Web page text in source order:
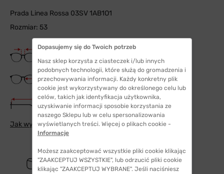
Prada Linea Rossa 03SV 1AB1O1
Rozmiar: 53
Szerokość mostka
17 mm
Szerokość szkła
53 mm
Długość zauszników
145 mm
Jak wybrać odpowiedni rozmiar
Dopasujemy się do Twoich potrzeb
Nasz sklep korzysta z ciasteczek i/lub innych
podobnych technologii, które służą do gromadzenia i
przechowywania informacji. Każdy konkretny plik
cookie jest wykorzystywany do określonego celu lub
celów, takich jak identyfikacja użytkownika,
uzyskiwanie informacji sposobie korzystania ze
naszego Sklepu lub w celu spersonalizowania
wyświetlanych treści. Więcej o plikach cookie -
Informacje
Możesz zaakceptować wszystkie pliki cookie klikając
"ZAAKCEPTUJ WSZYSTKIE", lub odrzucić pliki cookie
klikając "ZAAKCEPTUJ WYBRANE". Jeśli naciśniesz